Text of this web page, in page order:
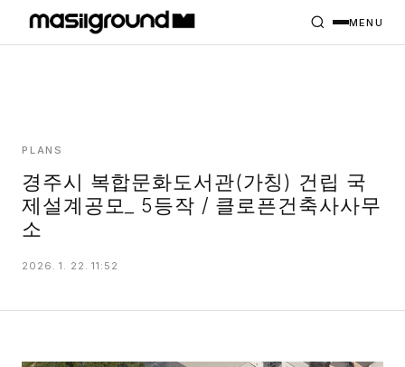
PROJECTS
MASILWIDE
MENU
PLANS
경주시 복합문화도서관(가칭) 건립 국
제설계공모_ 5등작 / 클로픈건축사사무
소
2026. 1. 22. 11:52